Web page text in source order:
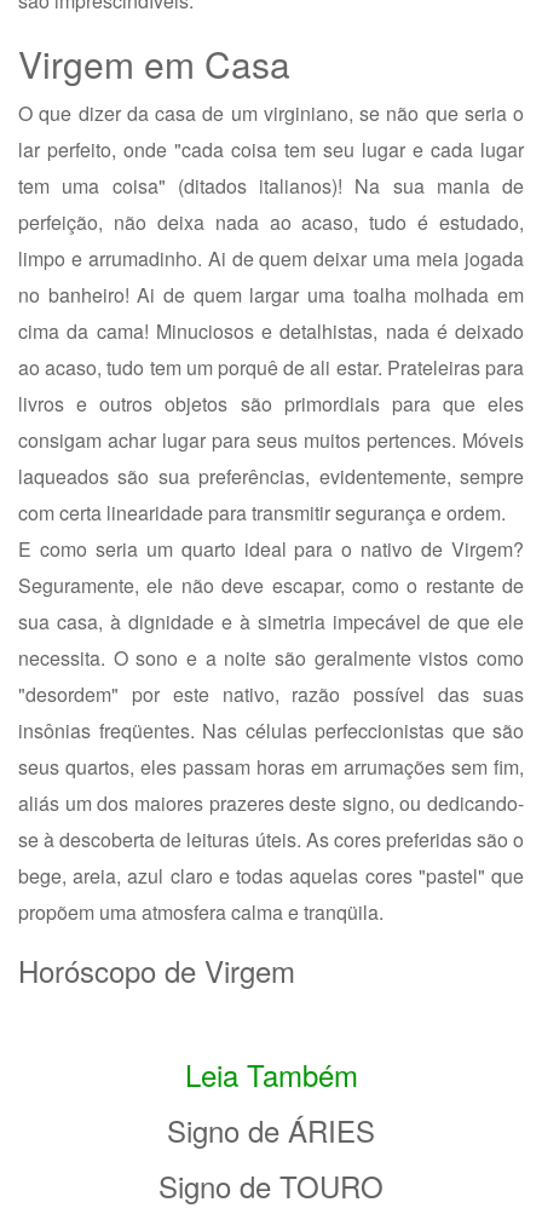
Virgem em Casa
O que dizer da casa de um virginiano, se não que seria o
lar perfeito, onde "cada coisa tem seu lugar e cada lugar
tem uma coisa" (ditados italianos)! Na sua mania de
perfeição, não deixa nada ao acaso, tudo é estudado,
limpo e arrumadinho. Ai de quem deixar uma meia jogada
no banheiro! Ai de quem largar uma toalha molhada em
cima da cama! Minuciosos e detalhistas, nada é deixado
ao acaso, tudo tem um porquê de ali estar. Prateleiras para
livros e outros objetos são primordiais para que eles
consigam achar lugar para seus muitos pertences. Móveis
laqueados são sua preferências, evidentemente, sempre
com certa linearidade para transmitir segurança e ordem.
E como seria um quarto ideal para o nativo de Virgem?
Seguramente, ele não deve escapar, como o restante de
sua casa, à dignidade e à simetria impecável de que ele
necessita. O sono e a noite são geralmente vistos como
"desordem" por este nativo, razão possível das suas
insônias freqüentes. Nas células perfeccionistas que são
seus quartos, eles passam horas em arrumações sem fim,
aliás um dos maiores prazeres deste signo, ou dedicando-
se à descoberta de leituras úteis. As cores preferidas são o
bege, areia, azul claro e todas aquelas cores "pastel" que
propõem uma atmosfera calma e tranqüila.
Horóscopo de Virgem
Leia Também
Signo de ÁRIES
Signo de TOURO